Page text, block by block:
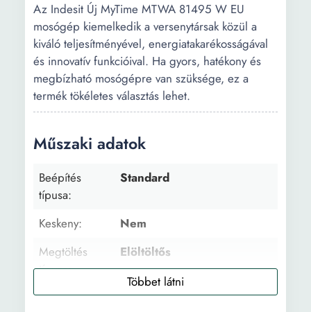
Az Indesit Új MyTime MTWA 81495 W EU
mosógép kiemelkedik a versenytársak közül a
kiváló teljesítményével, energiatakarékosságával
és innovatív funkcióival. Ha gyors, hatékony és
megbízható mosógépre van szüksége, ez a
termék tökéletes választás lehet.
Műszaki adatok
Beépítés
típusa:
Standard
Keskeny:
Nem
Megtöltés
típusa:
Elöltöltős
Család mérete: 4 tag